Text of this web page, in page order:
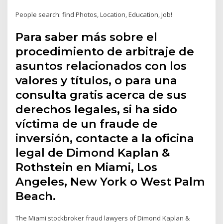
People search: find Photos, Location, Education, Job!
Para saber más sobre el
procedimiento de arbitraje de
asuntos relacionados con los
valores y títulos, o para una
consulta gratis acerca de sus
derechos legales, si ha sido
víctima de un fraude de
inversión, contacte a la oficina
legal de Dimond Kaplan &
Rothstein en Miami, Los
Angeles, New York o West Palm
Beach.
The Miami stockbroker fraud lawyers of Dimond Kaplan &